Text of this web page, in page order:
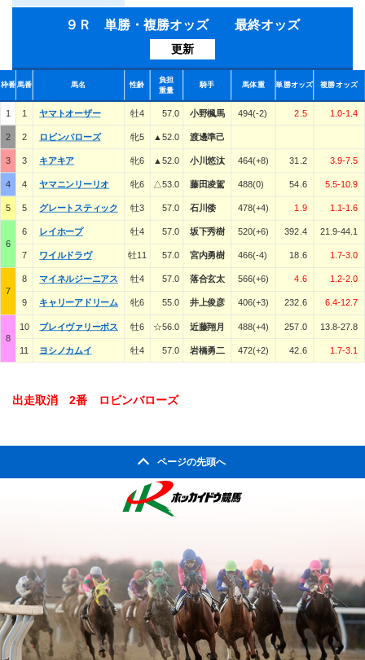
９Ｒ 単勝・複勝オッズ 最終オッズ
更新
枠番馬番 馬名 性齢
負担
重量
騎手 馬体重 単勝オッズ 複勝オッズ
1 1 ヤマトオーザー 牡4 57.0 小野楓馬 494(-2) 2.5 1.0-1.4
2 2 ロビンバローズ 牝5 ▲52.0 渡邊準己
3 3 キアキア 牝6 ▲52.0 小川悠汰 464(+8) 31.2 3.9-7.5
4 4 ヤマニンリーリオ 牝6 △53.0 藤田凌駕 488(0) 54.6 5.5-10.9
5 5 グレートスティック 牡3 57.0 石川倭 478(+4) 1.9 1.1-1.6
6
6 レイホープ 牡4 57.0 坂下秀樹 520(+6) 392.4 21.9-44.1
7 ワイルドラヴ 牡11 57.0 宮内勇樹 466(-4) 18.6 1.7-3.0
7
8 マイネルジーニアス 牡4 57.0 落合玄太 566(+6) 4.6 1.2-2.0
9 キャリーアドリーム 牝6 55.0 井上俊彦 406(+3) 232.6 6.4-12.7
8
10 ブレイヴァリーボス 牡6 ☆56.0 近藤翔月 488(+4) 257.0 13.8-27.8
11 ヨシノカムイ 牡4 57.0 岩橋勇二 472(+2) 42.6 1.7-3.1
出走取消 2番 ロビンバローズ
ページの先頭へ